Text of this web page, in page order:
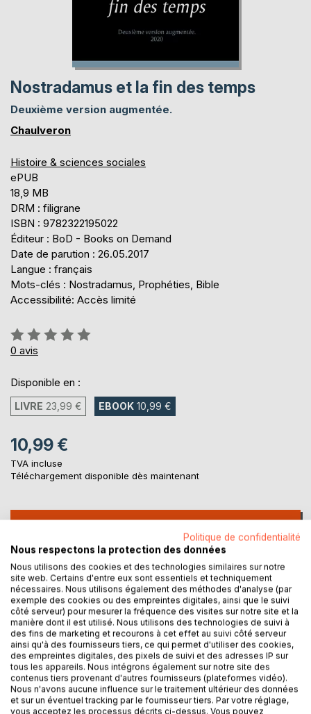
Nostradamus et la fin des temps
Deuxième version augmentée.
Chaulveron
Histoire & sciences sociales
ePUB
18,9 MB
DRM : filigrane
ISBN : 9782322195022
Éditeur : BoD - Books on Demand
Date de parution : 26.05.2017
Langue : français
Mots-clés : Nostradamus, Prophéties, Bible
Accessibilité: Accès limité
Évaluation:
0%
0 avis
Disponible en :
LIVRE 23,99 € EBOOK 10,99 €
10,99 €
TVA incluse
Téléchargement disponible dès maintenant
AJOUTER AU PANIER
Ajouter à ma liste d'envies
Laisser un avis
DESCRIPTION
Politique de confidentialité
Nous respectons la protection des données
Nous utilisons des cookies et des technologies similaires sur notre
site web. Certains d'entre eux sont essentiels et techniquement
nécessaires. Nous utilisons également des méthodes d'analyse (par
exemple des cookies ou des empreintes digitales, ainsi que le suivi
côté serveur) pour mesurer la fréquence des visites sur notre site et la
manière dont il est utilisé. Nous utilisons des technologies de suivi à
des fins de marketing et recourons à cet effet au suivi côté serveur
ainsi qu'à des fournisseurs tiers, ce qui permet d'utiliser des cookies,
des empreintes digitales, des pixels de suivi et des adresses IP sur
tous les appareils. Nous intégrons également sur notre site des
contenus tiers provenant d'autres fournisseurs (plateformes vidéo).
Nous n'avons aucune influence sur le traitement ultérieur des données
et sur un éventuel tracking par le fournisseur tiers. Par votre réglage,
vous acceptez les processus décrits ci-dessus. Vous pouvez